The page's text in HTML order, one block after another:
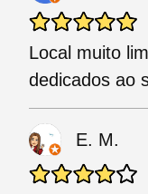
Local muito
dedicados ao
E. M.